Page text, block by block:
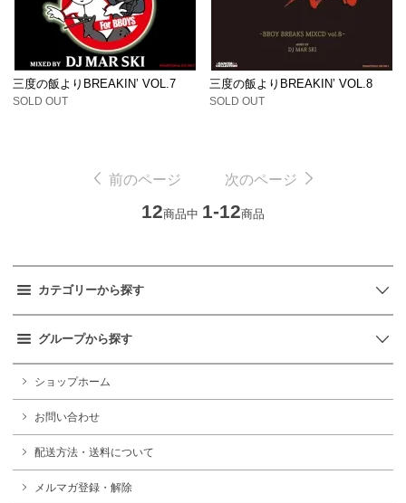
三度の飯よりBREAKIN’ VOL.7
SOLD OUT
三度の飯よりBREAKIN’ VOL.8
SOLD OUT
前のページ 次のページ
12商品中 1-12商品
カテゴリーから探す
グループから探す
ショップホーム
お問い合わせ
配送方法・送料について
メルマガ登録・解除